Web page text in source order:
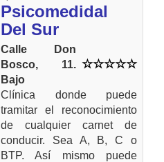
Psicomedidal
Del Sur
Calle Don
Bosco, 11.
Bajo
Clínica donde puede
tramitar el reconocimiento
de cualquier carnet de
conducir. Sea A, B, C o
BTP. Así mismo puede